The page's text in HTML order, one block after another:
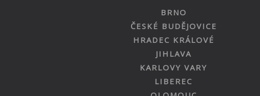
BRNO
ČESKÉ BUDĚJOVICE
HRADEC KRÁLOVÉ
JIHLAVA
KARLOVY VARY
LIBEREC